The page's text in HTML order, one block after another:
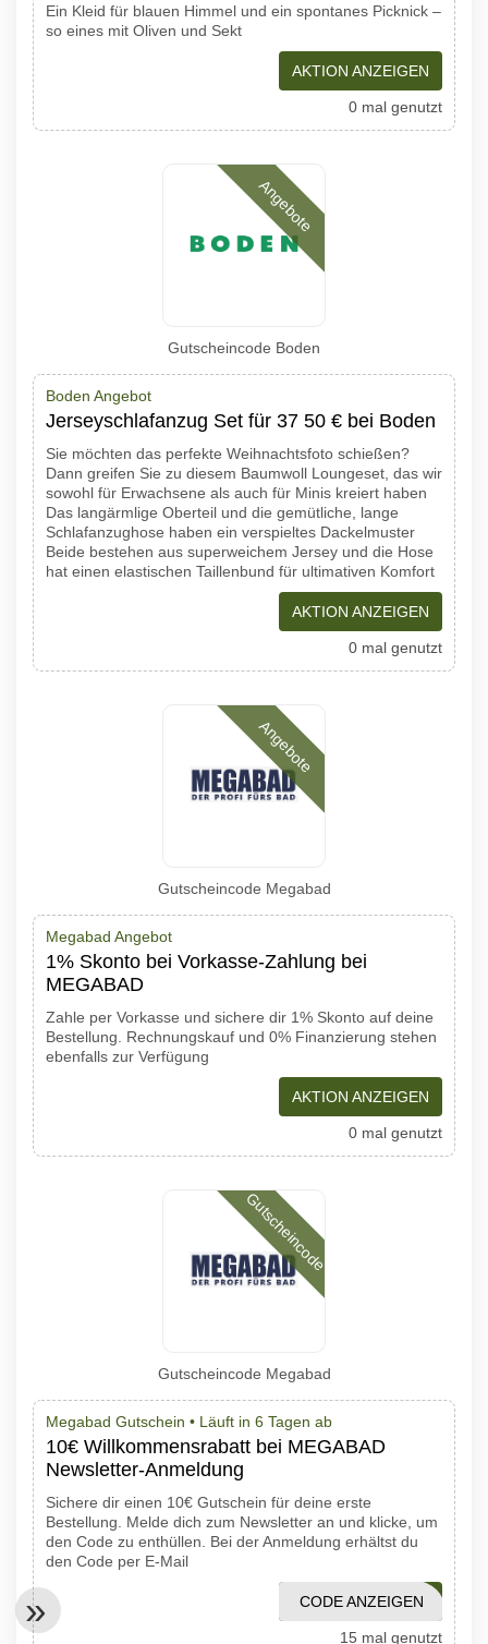
Ein Kleid für blauen Himmel und ein spontanes Picknick –
so eines mit Oliven und Sekt
AKTION ANZEIGEN
0 mal genutzt
Angebote
Gutscheincode Boden
Boden Angebot
Jerseyschlafanzug Set für 37 50 € bei Boden
Sie möchten das perfekte Weihnachtsfoto schießen?
Dann greifen Sie zu diesem Baumwoll Loungeset, das wir
sowohl für Erwachsene als auch für Minis kreiert haben
Das langärmlige Oberteil und die gemütliche, lange
Schlafanzughose haben ein verspieltes Dackelmuster
Beide bestehen aus superweichem Jersey und die Hose
hat einen elastischen Taillenbund für ultimativen Komfort
AKTION ANZEIGEN
0 mal genutzt
Angebote
Gutscheincode Megabad
Megabad Angebot
1% Skonto bei Vorkasse-Zahlung bei
MEGABAD
Zahle per Vorkasse und sichere dir 1% Skonto auf deine
Bestellung. Rechnungskauf und 0% Finanzierung stehen
ebenfalls zur Verfügung
AKTION ANZEIGEN
0 mal genutzt
Gutscheincode
Gutscheincode Megabad
Megabad Gutschein • Läuft in 6 Tagen ab
10€ Willkommensrabatt bei MEGABAD
Newsletter-Anmeldung
Sichere dir einen 10€ Gutschein für deine erste
Bestellung. Melde dich zum Newsletter an und klicke, um
den Code zu enthüllen. Bei der Anmeldung erhältst du
den Code per E-Mail
VB10
CODE ANZEIGEN
15 mal genutzt